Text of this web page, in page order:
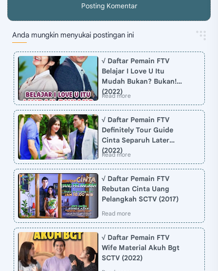
Posting Komentar
Anda mungkin menyukai postingan ini
√ Daftar Pemain FTV
Belajar I Love U Itu
Mudah Bukan? Bukan!
(2022)
√ Daftar Pemain FTV
Definitely Tour Guide
Cinta Separuh Later
(2022)
√ Daftar Pemain FTV
Rebutan Cinta Uang
Pelangkah SCTV (2017)
√ Daftar Pemain FTV
Wife Material Akuh Bgt
SCTV (2022)